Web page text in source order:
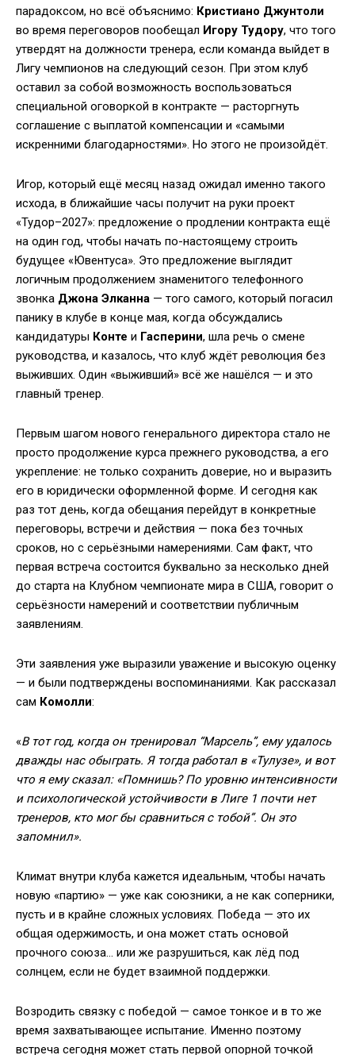
парадоксом, но всё объяснимо: Кристиано Джунтоли
во время переговоров пообещал Игору Тудору, что того
утвердят на должности тренера, если команда выйдет в
Лигу чемпионов на следующий сезон. При этом клуб
оставил за собой возможность воспользоваться
специальной оговоркой в контракте — расторгнуть
соглашение с выплатой компенсации и «самыми
искренними благодарностями». Но этого не произойдёт.
Игор, который ещё месяц назад ожидал именно такого
исхода, в ближайшие часы получит на руки проект
«Тудор–2027»: предложение о продлении контракта ещё
на один год, чтобы начать по-настоящему строить
будущее «Ювентуса». Это предложение выглядит
логичным продолжением знаменитого телефонного
звонка Джона Элканна — того самого, который погасил
панику в клубе в конце мая, когда обсуждались
кандидатуры Конте и Гасперини, шла речь о смене
руководства, и казалось, что клуб ждёт революция без
выживших. Один «выживший» всё же нашёлся — и это
главный тренер.
Первым шагом нового генерального директора стало не
просто продолжение курса прежнего руководства, а его
укрепление: не только сохранить доверие, но и выразить
его в юридически оформленной форме. И сегодня как
раз тот день, когда обещания перейдут в конкретные
переговоры, встречи и действия — пока без точных
сроков, но с серьёзными намерениями. Сам факт, что
первая встреча состоится буквально за несколько дней
до старта на Клубном чемпионате мира в США, говорит о
серьёзности намерений и соответствии публичным
заявлениям.
Эти заявления уже выразили уважение и высокую оценку
— и были подтверждены воспоминаниями. Как рассказал
сам Комолли:
«В тот год, когда он тренировал “Марсель”, ему удалось
дважды нас обыграть. Я тогда работал в «Тулузе», и вот
что я ему сказал: «Помнишь? По уровню интенсивности
и психологической устойчивости в Лиге 1 почти нет
тренеров, кто мог бы сравниться с тобой”. Он это
запомнил».
Климат внутри клуба кажется идеальным, чтобы начать
новую «партию» — уже как союзники, а не как соперники,
пусть и в крайне сложных условиях. Победа — это их
общая одержимость, и она может стать основой
прочного союза… или же разрушиться, как лёд под
солнцем, если не будет взаимной поддержки.
Возродить связку с победой — самое тонкое и в то же
время захватывающее испытание. Именно поэтому
встреча сегодня может стать первой опорной точкой